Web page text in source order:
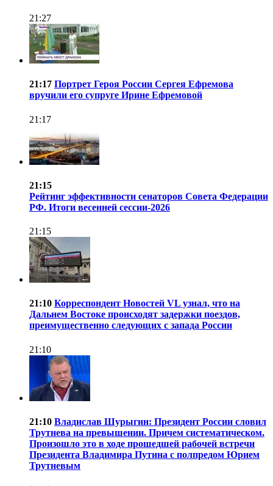
21:27
21:17 Портрет Героя России Сергея Ефремова
вручили его супруге Ирине Ефремовой
21:17
21:15
Рейтинг эффективности сенаторов Совета Федерации
РФ. Итоги весенней сессии-2026
21:15
21:10 Корреспондент Новостей VL узнал, что на
Дальнем Востоке происходят задержки поездов,
преимущественно следующих с запада России
21:10
21:10 Владислав Шурыгин: Президент России словил
Трутнева на превышении. Причем систематическом.
Произошло это в ходе прошедшей рабочей встречи
Президента Владимира Путина с полпредом Юрием
Трутневым